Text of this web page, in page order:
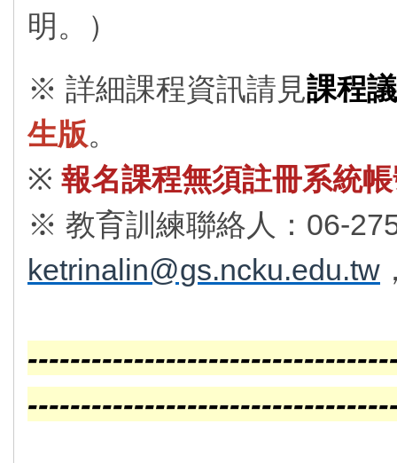
明。）
※ 詳細課程資訊請見課程
生版。
※ 報名課程無須註冊系統
※ 教育訓練聯絡人：06-
ketrinalin@gs.ncku.edu.tw